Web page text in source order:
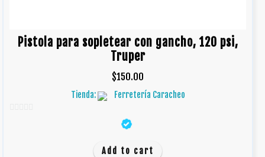
Pistola para sopletear con gancho, 120 psi,
Truper
$150.00
Tienda: Ferretería Caracheo
Add to cart